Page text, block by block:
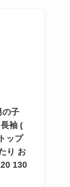
の子
袖 (
ップ
り お
130